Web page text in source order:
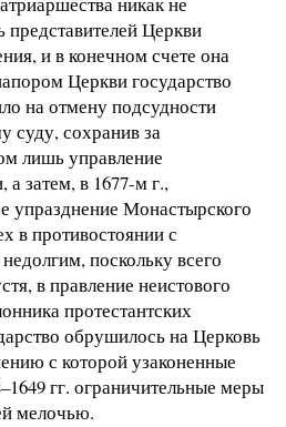
Церкви
и в конечном счете она
Церкви государство
на отмену подсудности
суду, сохранив за
лишь управление
затем, в 1677-м г.,
упразднение Монастырского
в противостоянии с
поскольку всего
в правление неистового
протестантских
обрушилось на Церковь
с которой узаконенные
гг. ограничительные меры
мелочью.